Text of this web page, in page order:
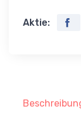
Aktie: